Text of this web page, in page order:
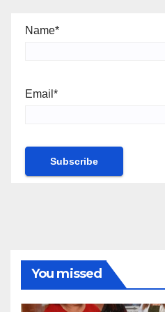
Name*
Email*
You missed